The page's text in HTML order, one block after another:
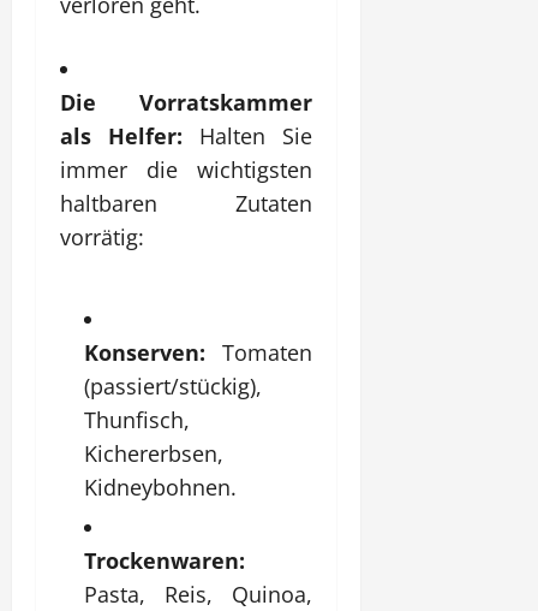
Die Vorratskammer
als Helfer: Halten Sie
immer die wichtigsten
haltbaren Zutaten
vorrätig:
Konserven: Tomaten
(passiert/stückig),
Thunfisch,
Kichererbsen,
Kidneybohnen.
Trockenwaren:
Pasta, Reis, Quinoa,